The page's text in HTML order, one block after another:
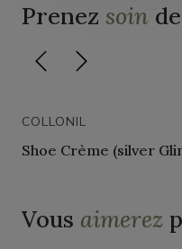
Prenez soin
COLLONIL
Shoe Crème (silver
Vous aimerez